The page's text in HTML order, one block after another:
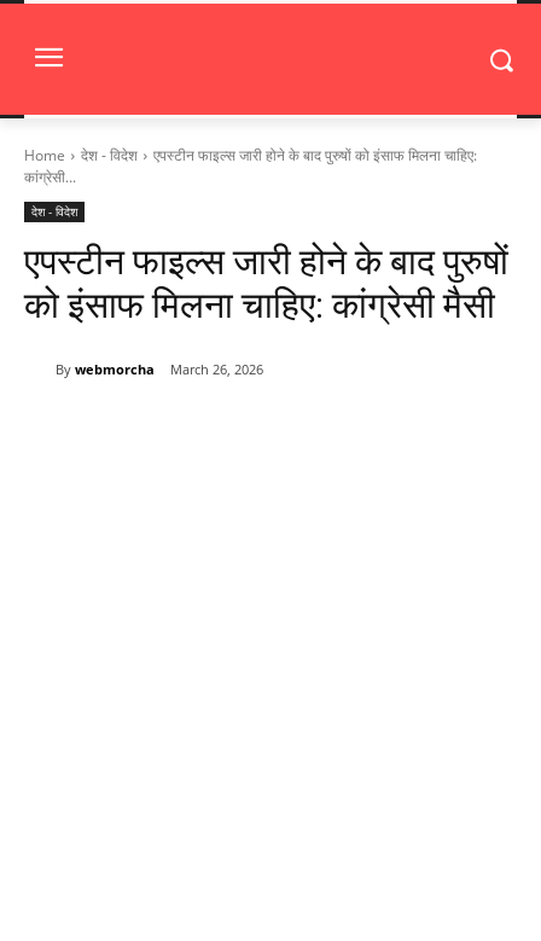
Home देश - विदेश
एपस्टीन फाइल्स जारी होने के बाद पुरुषों को इंसाफ मिलना चाहिए:
कांग्रेसी...
देश - विदेश
एपस्टीन फाइल्स जारी होने के बाद पुरुषों
को इंसाफ मिलना चाहिए: कांग्रेसी मैसी
By webmorcha March 26, 2026